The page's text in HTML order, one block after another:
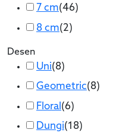
7 cm(46)
8 cm(2)
Desen
Uni(8)
Geometric(8)
Floral (6)
Dungi(18)